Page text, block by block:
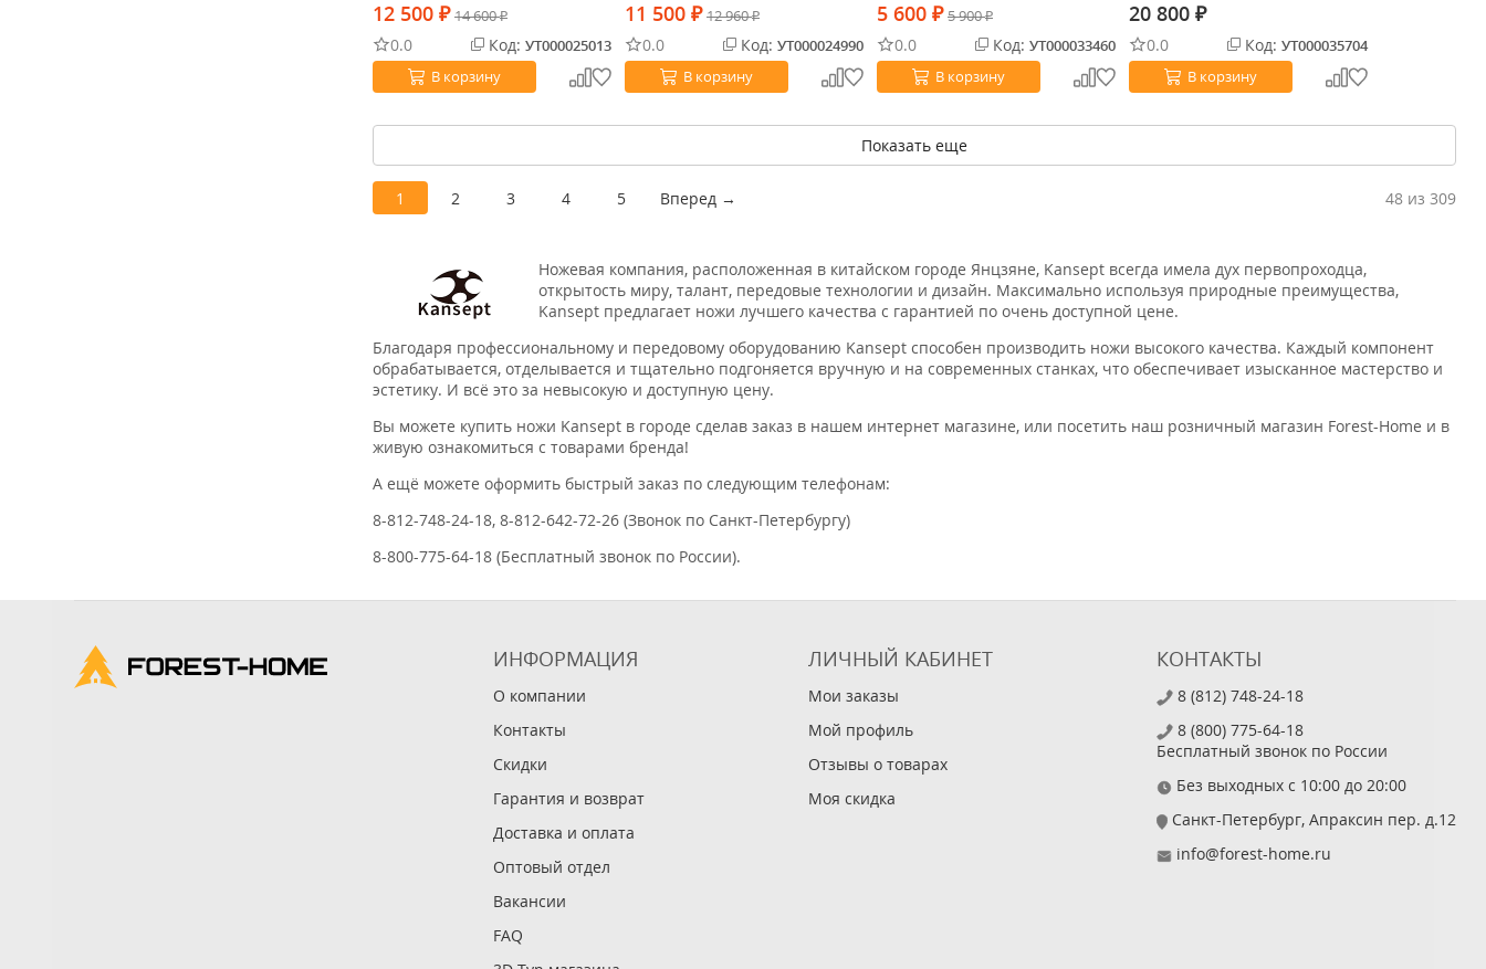
12 500 ₽ 14 600₽
0.0 Код: УТ000025013
В корзину
11 500 ₽ 12 960₽
0.0 Код: УТ000024990
В корзину
5 600 ₽ 5 900₽
0.0 Код: УТ000033460
В корзину
20 800 ₽
0.0 Код: УТ000035704
В корзину
Показать еще
1 2 3 4 5 Вперед → 48 из 309
Ножевая компания, расположенная в китайском городе Янцзяне, Kansept всегда имела дух первопроходца,
открытость миру, талант, передовые технологии и дизайн. Максимально используя природные преимущества,
Kansept предлагает ножи лучшего качества с гарантией по очень доступной цене.
Благодаря профессиональному и передовому оборудованию Kansept способен производить ножи высокого качества. Каждый компонент
обрабатывается, отделывается и тщательно подгоняется вручную и на современных станках, что обеспечивает изысканное мастерство и
эстетику. И всё это за невысокую и доступную цену.
Вы можете купить ножи Kansept в городе сделав заказ в нашем интернет магазине, или посетить наш розничный магазин Forest-Home и в
живую ознакомиться с товарами бренда!
А ещё можете оформить быстрый заказ по следующим телефонам:
8-812-748-24-18, 8-812-642-72-26 (Звонок по Санкт-Петербургу)
8-800-775-64-18 (Бесплатный звонок по России).
ИНФОРМАЦИЯ
О компании
Контакты
Скидки
Гарантия и возврат
Доставка и оплата
Оптовый отдел
Вакансии
FAQ
ЛИЧНЫЙ КАБИНЕТ
Мои заказы
Мой профиль
Отзывы о товарах
Моя скидка
КОНТАКТЫ
8 (812) 748-24-18
8 (800) 775-64-18
Бесплатный звонок по России
Без выходных с 10:00 до 20:00
Санкт-Петербург, Апраксин пер. д.12
info@forest-home.ru